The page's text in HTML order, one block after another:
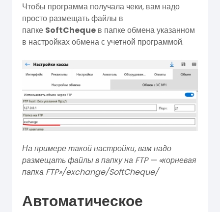
Чтобы программа получала чеки, вам надо
просто размещать файлы в
папке SoftCheque в папке обмена указанном
в настройках обмена с учетной программой.
На примере такой настройки, вам надо
размещать файлы в папку на FTP — «корневая
папка FTP»/exchange/SoftCheque/
Автоматическое